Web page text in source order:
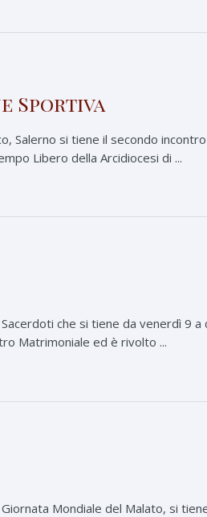
Sportiva
Salerno si tiene il secondo
Libero della Arcidiocesi di ...
che si tiene da venerdì 9 a
Matrimoniale ed è rivolto ...
Mondiale del Malato, si